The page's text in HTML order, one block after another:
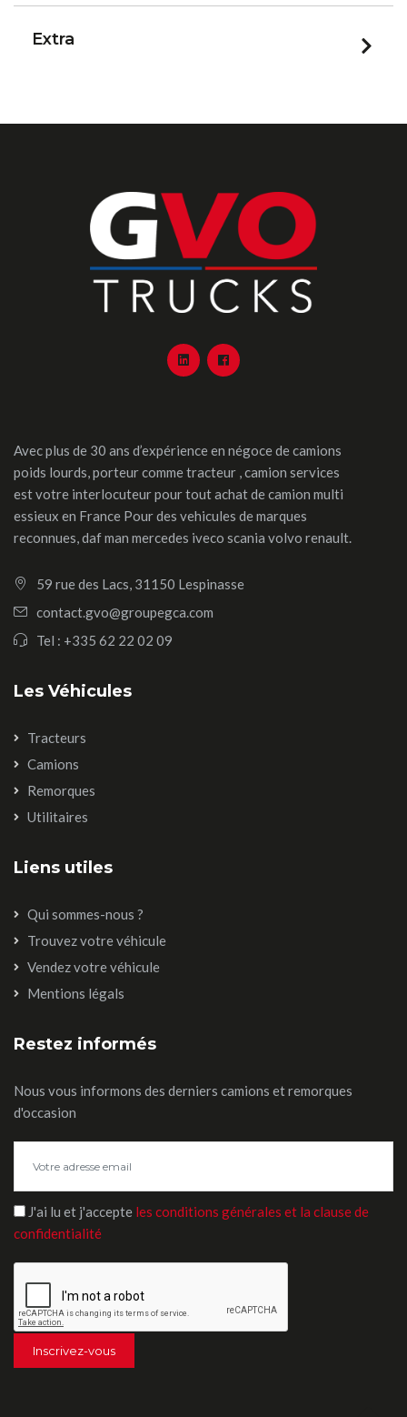
Extra
Avec plus de 30 ans d’expérience en négoce de camions
poids lourds, porteur comme tracteur , camion services
est votre interlocuteur pour tout achat de camion multi
essieux en France Pour des vehicules de marques
reconnues, daf man mercedes iveco scania volvo renault.
59 rue des Lacs, 31150 Lespinasse
contact.gvo@groupegca.com
Tel : +335 62 22 02 09
Les Véhicules
Tracteurs
Camions
Remorques
Utilitaires
Liens utiles
Qui sommes-nous ?
Trouvez votre véhicule
Vendez votre véhicule
Mentions légals
Restez informés
Nous vous informons des derniers camions et remorques
d'occasion
J'ai lu et j'accepte les conditions générales et la clause de
confidentialité
Inscrivez-vous